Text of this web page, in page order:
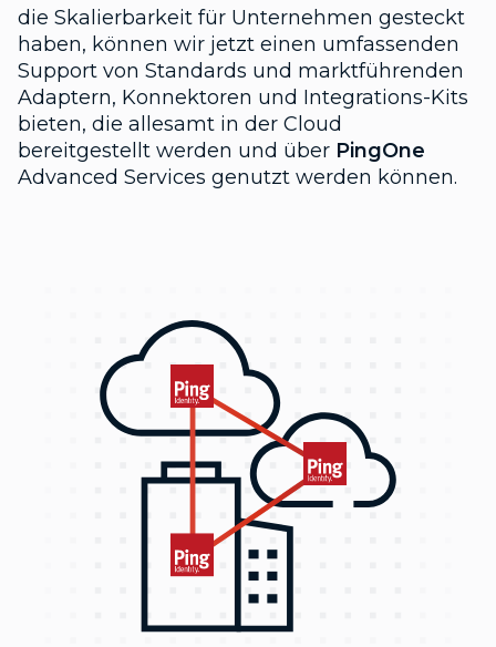
die Skalierbarkeit für Unternehmen gesteckt
haben, können wir jetzt einen umfassenden
Support von Standards und marktführenden
Adaptern, Konnektoren und Integrations-Kits
bieten, die allesamt in der Cloud
bereitgestellt werden und über PingOne
Advanced Services genutzt werden können.